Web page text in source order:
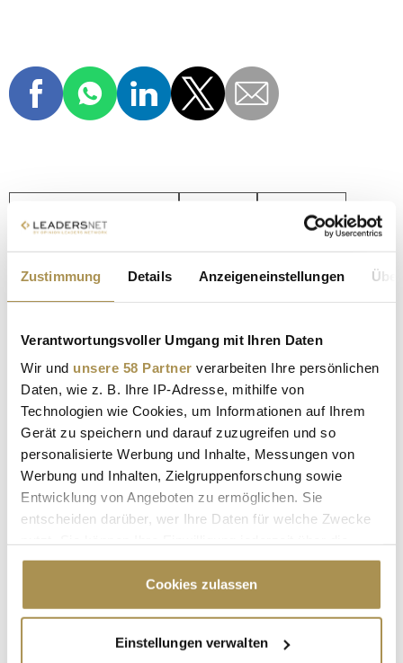
Zustimmung Details Anzeigeneinstellungen
Verantwortungsvoller Umgang mit Ihren Daten
Wir und unsere 58 Partner verarbeiten Ihre persönlichen
Daten, wie z. B. Ihre IP-Adresse, mithilfe von
Technologien wie Cookies, um Informationen auf Ihrem
Gerät zu speichern und darauf zuzugreifen und so
personalisierte Werbung und Inhalte, Messungen von
Werbung und Inhalten, Zielgruppenforschung sowie
Entwicklung von Angeboten zu ermöglichen. Sie
entscheiden darüber, wer Ihre Daten für welche Zwecke
Cookie-Erklärung oder durch Klicken auf das Privacy
Trigger Symbol ändern oder widerrufen
Informationen über Ihre geografische Lage
Cookies zulassen
Einstellungen verwalten
FLIC FLAC CIRCUS ZIRKUS
KATHRIN MENZINGER ANASTASIA MARUSTER
TANZ ARTISTIK AKROBATIK
Kommentar veröffentlichen
Autor: *